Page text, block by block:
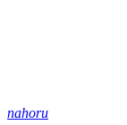
nahoru